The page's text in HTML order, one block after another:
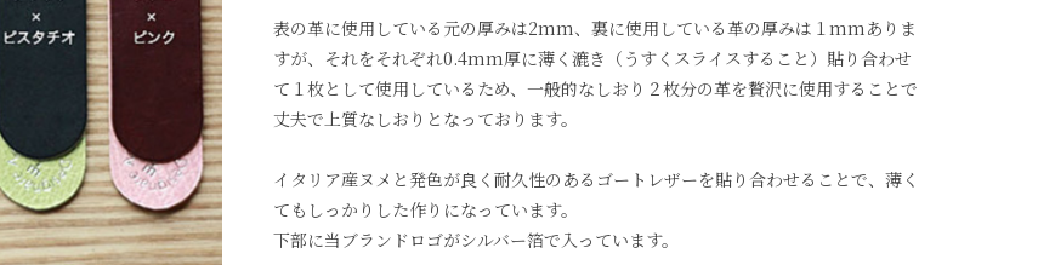
表の革に使用している元の厚みは2mm、裏に使用している革の厚みは１mmありま
すが、それをそれぞれ0.4mm厚に薄く漉き（うすくスライスすること）貼り合わせ
て１枚として使用しているため、一般的なしおり２枚分の革を贅沢に使用することで
丈夫で上質なしおりとなっております。
イタリア産ヌメと発色が良く耐久性のあるゴートレザーを貼り合わせることで、薄く
てもしっかりした作りになっています。
下部に当ブランドロゴがシルバー箔で入っています。